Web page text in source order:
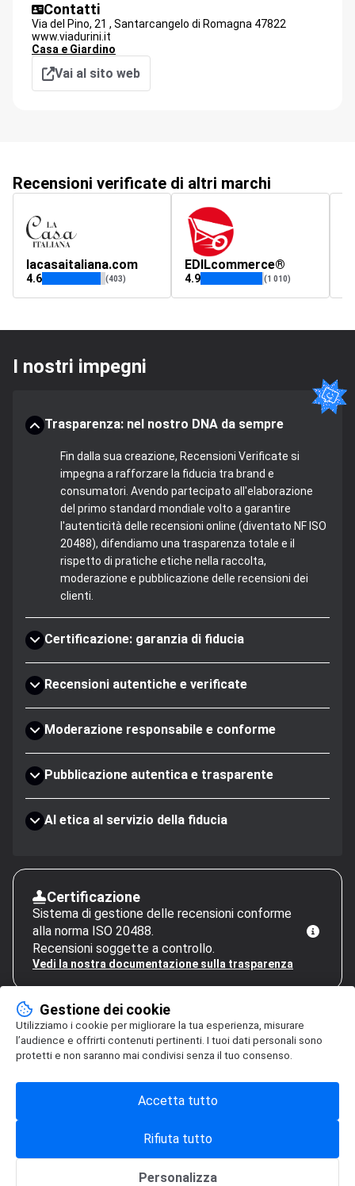
Contatti
Via del Pino, 21 , Santarcangelo di Romagna 47822
www.viadurini.it
Casa e Giardino
Vai al sito web
Recensioni verificate di altri marchi
lacasaitaliana.com
4.6 (403)
EDILcommerce®
4.9 (1 010)
I nostri impegni
Trasparenza: nel nostro DNA da sempre
Fin dalla sua creazione, Recensioni Verificate si
impegna a rafforzare la fiducia tra brand e
consumatori. Avendo partecipato all'elaborazione
del primo standard mondiale volto a garantire
l'autenticità delle recensioni online (diventato NF ISO
20488), difendiamo una trasparenza totale e il
rispetto di pratiche etiche nella raccolta,
moderazione e pubblicazione delle recensioni dei
clienti.
Certificazione: garanzia di fiducia
Recensioni autentiche e verificate
Moderazione responsabile e conforme
Pubblicazione autentica e trasparente
AI etica al servizio della fiducia
Certificazione
Sistema di gestione delle recensioni conforme
alla norma ISO 20488.
Recensioni soggette a controllo.
Vedi la nostra documentazione sulla trasparenza
Gestione dei cookie
Gestione dei cookie
Utilizziamo i cookie per migliorare la tua esperienza, misurare
l’audience e offrirti contenuti pertinenti. I tuoi dati personali sono
protetti e non saranno mai condivisi senza il tuo consenso.
Personalizza
Rifiuta tutto
Accetta tutto